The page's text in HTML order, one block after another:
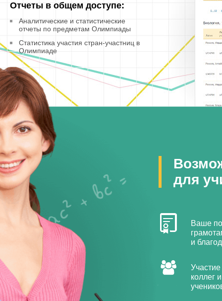
Отчеты в общем доступе:
Аналитические и статистические
отчеты по предметам Олимпиады
Статистика участия стран-участниц в
Олимпиаде
для
Ваше
и
коллег и